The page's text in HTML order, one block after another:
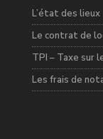
L’état des lieux
Le contrat de
TPI – Taxe sur
Les frais de